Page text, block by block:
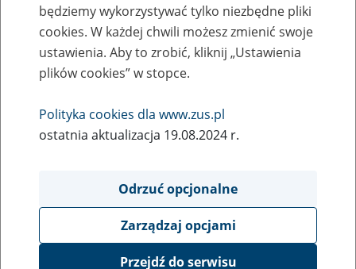
Zaświadczenie o niezaleganiu w
opłacaniu składek
KOGO DOTYCZY?
JAKIE DOKUMENTY SĄ WYMAGANE?
KIEDY ZŁOŻYĆ DOKUMENTY?
będziemy wykorzystywać tylko niezbędne pliki
cookies. W każdej chwili możesz zmienić swoje
ustawienia. Aby to zrobić, kliknij „Ustawienia
plików cookies” w stopce.
Polityka cookies dla www.zus.pl
ostatnia aktualizacja 19.08.2024 r.
Odrzuć opcjonalne
Zarządzaj opcjami
Przejdź do serwisu